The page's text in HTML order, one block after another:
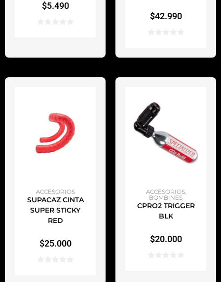
$5.490
$42.990
AÑADIR AL CARRITO
ACCESORIOS
SUPACAZ CINTA
SUPER STICKY
RED
$25.000
AÑADIR AL CARRITO
ACCESORIOS,
BOMBINES
CPRO2 TRIGGER
BLK
$20.000